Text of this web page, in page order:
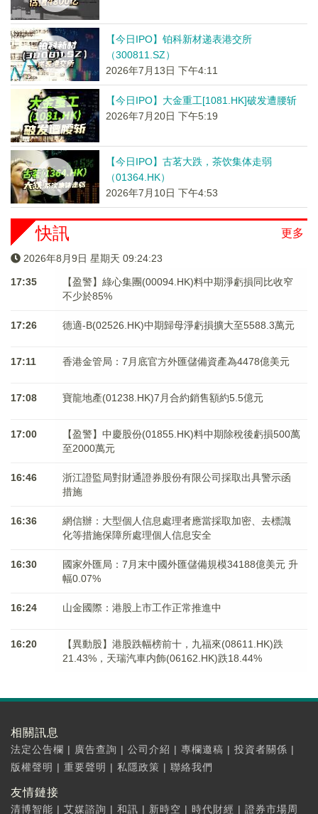
【今日IPO】铂科新材递表港交所
（300811.SZ）
2026年7月13日 下午4:11
【今日IPO】大金重工[1081.HK]破发遭腰斩
2026年7月20日 下午5:19
【今日IPO】古茗大跌，茶饮集体走弱
（01364.HK）
2026年7月10日 下午4:53
更多
快訊
2026年8月9日 星期天 09:24:23
17:35
【盈警】綠心集團(00094.HK)料中期淨虧損同比收窄
不少於85%
17:26 德適-B(02526.HK)中期歸母淨虧損擴大至5588.3萬元
17:11 香港金管局：7月底官方外匯儲備資產為4478億美元
17:08 寶龍地產(01238.HK)7月合約銷售額約5.5億元
17:00
【盈警】中慶股份(01855.HK)料中期除稅後虧損500萬
至2000萬元
16:46
浙江證監局對財通證券股份有限公司採取出具警示函
措施
16:36
網信辦：大型個人信息處理者應當採取加密、去標識
化等措施保障所處理個人信息安全
16:30
國家外匯局：7月末中國外匯儲備規模34188億美元 升
幅0.07%
16:24 山金國際：港股上市工作正常推進中
16:20
【異動股】港股跌幅榜前十，九福來(08611.HK)跌
21.43%，天瑞汽車内飾(06162.HK)跌18.44%
相關訊息
法定公告欄 | 廣告查詢 | 公司介紹 | 專欄邀稿 | 投資者關係 |
版權聲明 | 重要聲明 | 私隱政策 | 聯絡我們
友情鏈接
清博智能 | 艾媒諮詢 | 和訊 | 新時空 | 時代財經 | 證券市場周